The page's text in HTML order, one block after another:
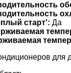
старт': Да
для